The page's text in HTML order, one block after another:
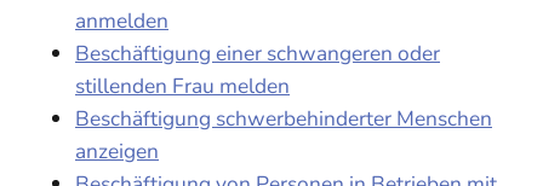
anmelden
Beschäftigung einer schwangeren oder
stillenden Frau melden
Beschäftigung schwerbehinderter Menschen
anzeigen